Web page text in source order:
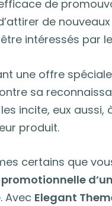
de
de
intéressés par
une offre
sa
incite, eux aussi,
produit.
certains que
. Avec Elegant